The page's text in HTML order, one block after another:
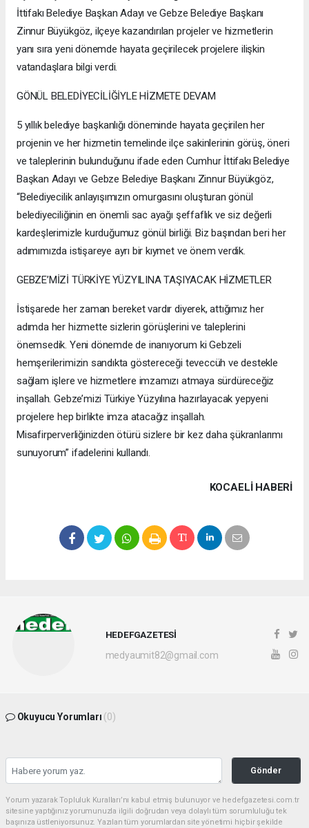
İttifakı Belediye Başkan Adayı ve Gebze Belediye Başkanı
Zinnur Büyükgöz, ilçeye kazandırılan projeler ve hizmetlerin
yanı sıra yeni dönemde hayata geçirilecek projelere ilişkin
vatandaşlara bilgi verdi.
GÖNÜL BELEDİYECİLİĞİYLE HİZMETE DEVAM
5 yıllık belediye başkanlığı döneminde hayata geçirilen her
projenin ve her hizmetin temelinde ilçe sakinlerinin görüş, öneri
ve taleplerinin bulunduğunu ifade eden Cumhur İttifakı Belediye
Başkan Adayı ve Gebze Belediye Başkanı Zinnur Büyükgöz,
“Belediyecilik anlayışımızın omurgasını oluşturan gönül
belediyeciliğinin en önemli sac ayağı şeffaflık ve siz değerli
kardeşlerimizle kurduğumuz gönül birliği. Biz başından beri her
adımımızda istişareye ayrı bir kıymet ve önem verdik.
GEBZE’MİZİ TÜRKİYE YÜZYILINA TAŞIYACAK HİZMETLER
İstişarede her zaman bereket vardır diyerek, attığımız her
adımda her hizmette sizlerin görüşlerini ve taleplerini
önemsedik. Yeni dönemde de inanıyorum ki Gebzeli
hemşerilerimizin sandıkta göstereceği teveccüh ve destekle
sağlam işlere ve hizmetlere imzamızı atmaya sürdüreceğiz
inşallah. Gebze’mizi Türkiye Yüzyılına hazırlayacak yepyeni
projelere hep birlikte imza atacağız inşallah.
Misafirperverliğinizden ötürü sizlere bir kez daha şükranlarımı
sunuyorum” ifadelerini kullandı.
KOCAELI HABERİ
HEDEFGAZETESİ
medyaumit82@gmail.com
Okuyucu Yorumları (0)
Gönder
Yorum yazarak Topluluk Kuralları’nı kabul etmiş bulunuyor ve hedefgazetesi.com.tr
sitesine yaptığınız yorumunuzla ilgili doğrudan veya dolaylı tüm sorumluluğu tek
başınıza üstleniyorsunuz. Yazılan tüm yorumlardan site yönetimi hiçbir şekilde